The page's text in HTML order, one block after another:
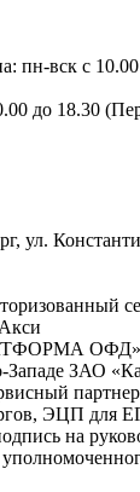
пн-вск с
до 18.30
ул.
Западе ЗАО
ЭЦП для
на